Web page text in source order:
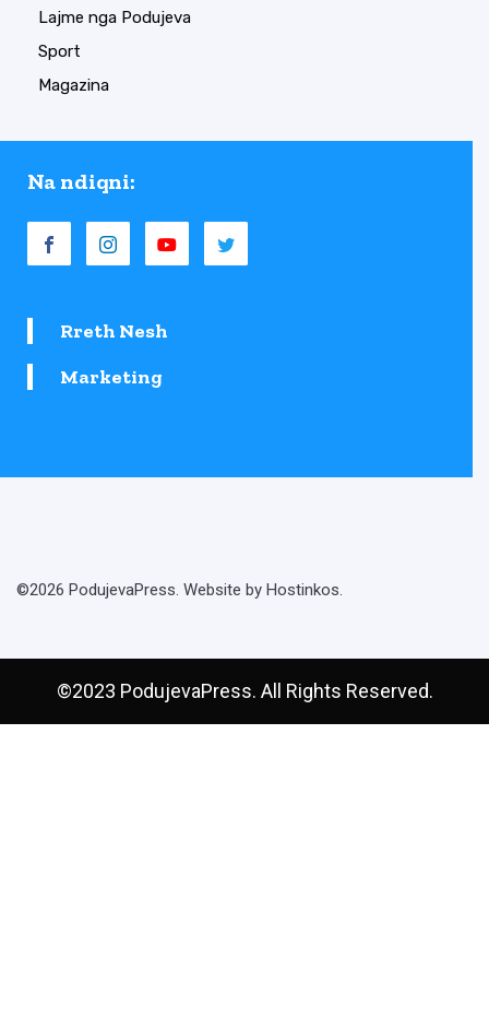
Lajme nga Podujeva
Sport
Magazina
Na ndiqni:
Rreth Nesh
Marketing
©2026 PodujevaPress. Website by Hostinkos.
©2023 PodujevaPress. All Rights Reserved.